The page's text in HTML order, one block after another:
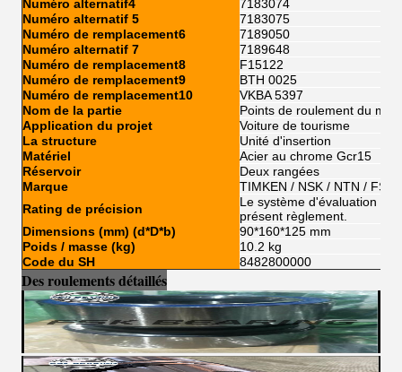
Numéro alternatif4
7183074
Numéro alternatif 5
7183075
Numéro de remplacement6
7189050
Numéro alternatif 7
7189648
Numéro de remplacement8
F15122
Numéro de remplacement9
BTH 0025
Numéro de remplacement10
VKBA 5397
Nom de la partie
Points de roulement du
Application du projet
Voiture de tourisme
La structure
Unité d'insertion
Matériel
Acier au chrome Gcr15
Réservoir
Deux rangées
Marque
TIMKEN / NSK / NTN /
Rating de précision
Le système d'évaluation de
présent règlement.
Dimensions (mm) (d*D*b)
90*160*125 mm
Poids / masse (kg)
10.2 kg
Code du SH
8482800000
Des roulements détaillés